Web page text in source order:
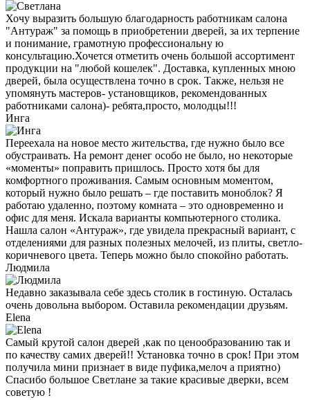
Хочу выразить большую благодарность работникам салона
"Антураж" за помощь в приобретении дверей, за их терпение
и понимание, грамотную профессиональну ю
консультацию.Хочется отметить очень большой ассортимент
продукции на "любой кошелек". Доставка, купленных мною
дверей, была осуществлена точно в срок. Также, нельзя не
упомянуть мастеров- установщиков, рекомендованных
работниками салона)- ребята,просто, молодцы!!!
Инга
Переехала на новое место жительства, где нужно было все
обустраивать. На ремонт денег особо не было, но некоторые
«моменты» поправить пришлось. Просто хотя бы для
комфортного проживания. Самым основным моментом,
который нужно было решать – где поставить моноблок? Я
работаю удаленно, поэтому комната – это одновременно и
офис для меня. Искала варианты компьютерного столика.
Нашла салон «Антураж», где увидела прекрасный вариант, с
отделениями для разных полезных мелочей, из плиты, светло-
коричневого цвета. Теперь можно было спокойно работать.
Людмила
Недавно заказывала себе здесь столик в гостиную. Осталась
очень довольна выбором. Оставила рекомендации друзьям.
Elena
Самый крутой салон дверей ,как по ценообразованию так и
по качеству самих дверей!! Установка точно в срок! При этом
получила мини признает в виде пуфика,мелоч а приятно)
Спасибо большое Светлане за такие красивые дверки, всем
советую !